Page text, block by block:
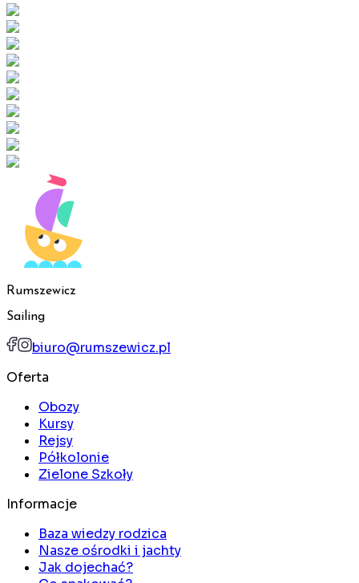
Rumszewicz
Sailing
biuro@rumszewicz.pl
Oferta
Obozy
Kursy
Rejsy
Półkolonie
Zielone Szkoły
Informacje
Baza wiedzy rodzica
Nasze ośrodki i jachty
Jak dojechać?